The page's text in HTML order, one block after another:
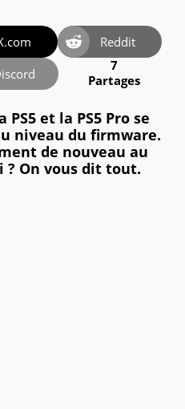
Reddit
7
Partages
et la PS5 Pro se
niveau du firmware.
de nouveau au
? On vous dit tout.